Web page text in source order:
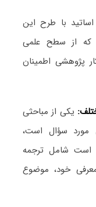
اساتید با طرح این
که از سطح علمی
پژوهشی اطمینان
یکی از مباحثی
مورد سؤال است،
است شامل ترجمه
خود، موضوع